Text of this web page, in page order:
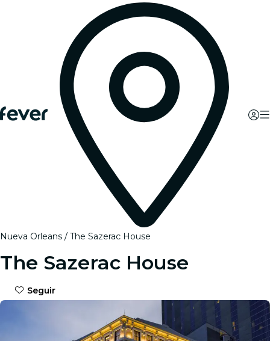
Nueva Orleans The Sazerac House
The Sazerac House
Seguir